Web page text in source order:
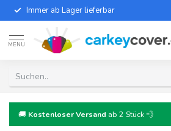
Immer ab Lager lieferbar
MENU
🚚 Kostenloser Versand ab 2 Stück 💨